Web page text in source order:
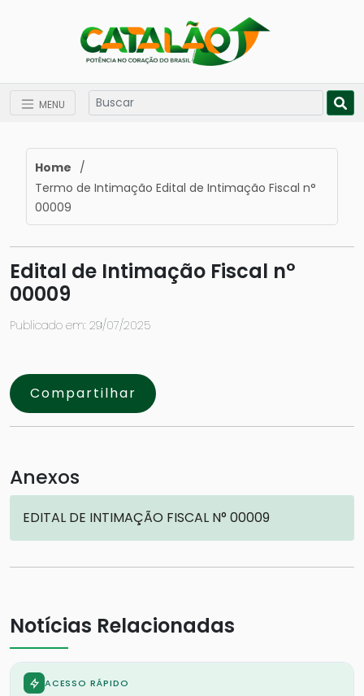
MENU
Home /
Termo de Intimação Edital de Intimação Fiscal n°
00009
Edital de Intimação Fiscal n°
00009
Publicado em: 29/07/2025
Compartilhar
Anexos
EDITAL DE INTIMAÇÃO FISCAL N° 00009
Notícias Relacionadas
ACESSO RÁPIDO